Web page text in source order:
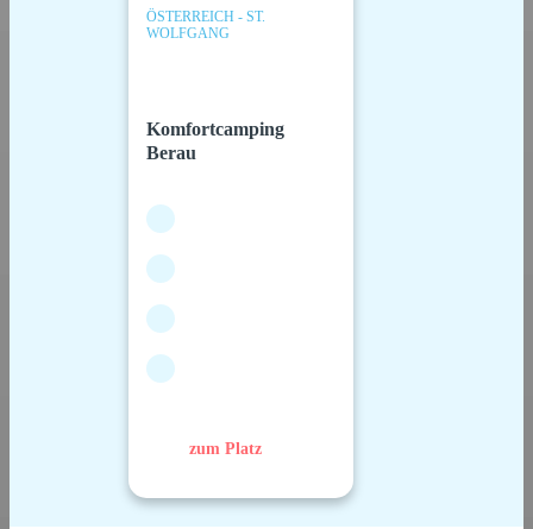
ÖSTERREICH - ST.
WOLFGANG
Komfortcamping
Berau
zum Platz